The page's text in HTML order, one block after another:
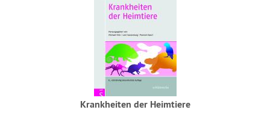
Krankheiten der Heimtiere